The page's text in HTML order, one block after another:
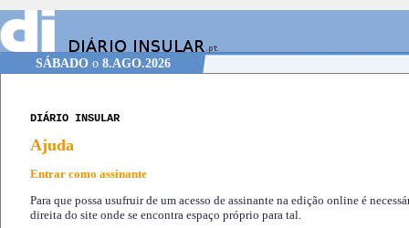
SÁBADOo 8.AGO.2026
DIÁRIO INSULAR
Ajuda
Entrar como assinante
Para que possa usufruir de um acesso de assinante na edição online é
direita do site onde se encontra espaço próprio para tal.